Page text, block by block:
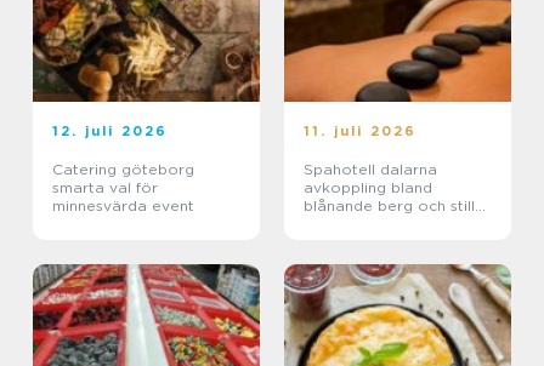
12. juli 2026
Catering göteborg
smarta val för
minnesvärda event
11. juli 2026
Spahotell dalarna
avkoppling bland
blånande berg och stilla